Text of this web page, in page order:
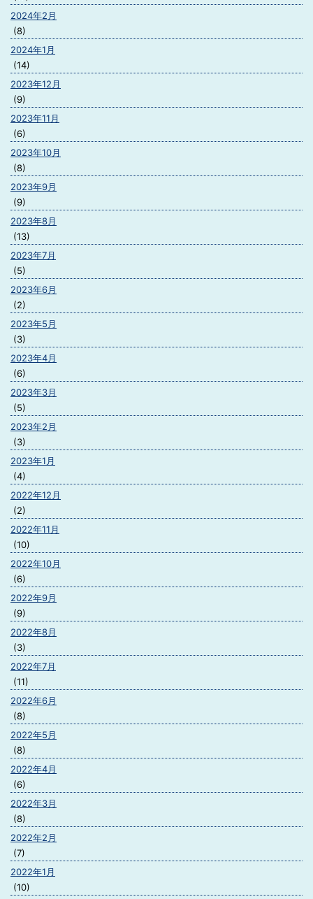
2024年2月
(8)
2024年1月
(14)
2023年12月
(9)
2023年11月
(6)
2023年10月
(8)
2023年9月
(9)
2023年8月
(13)
2023年7月
(5)
2023年6月
(2)
2023年5月
(3)
2023年4月
(6)
2023年3月
(5)
2023年2月
(3)
2023年1月
(4)
2022年12月
(2)
2022年11月
(10)
2022年10月
(6)
2022年9月
(9)
2022年8月
(3)
2022年7月
(11)
2022年6月
(8)
2022年5月
(8)
2022年4月
(6)
2022年3月
(8)
2022年2月
(7)
2022年1月
(10)